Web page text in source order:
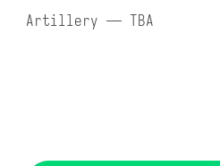
Artillery — TBA